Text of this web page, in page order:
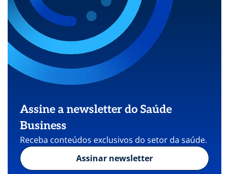
Assine a newsletter do Saúde
Business
Receba conteúdos exclusivos do setor da saúde.
Assinar newsletter